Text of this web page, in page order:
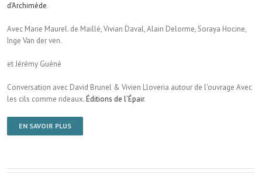
d’Archimède.
Avec Marie Maurel. de Maillé, Vivian Daval, Alain Delorme, Soraya Hocine,
Inge Van der ven.
et Jérémy Guéné
Conversation avec David Brunel & Vivien Lloveria autour de l’ouvrage Avec
les cils comme rideaux.Éditions de l’Épair.
EN SAVOIR PLUS